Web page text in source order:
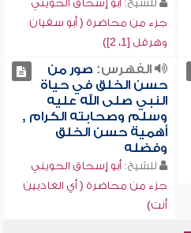
للشيخ: أبو إسحاق الحويني
جزء من محاضرة ( أبو سفيان
وهرقل [1، 2])
الفهرس: صور من
حسن الخلق في حياة
النبي صلى الله عليه
وسلم وصحابته الكرام ,
أهمية حسن الخلق
وفضله
للشيخ: أبو إسحاق الحويني
جزء من محاضرة ( أي الغاديين
أنت)